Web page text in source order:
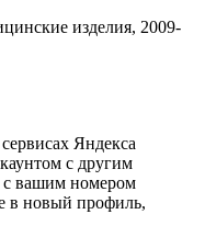
изделия, 2009-
Яндекса
с другим
с вашим номером
в новый профиль,